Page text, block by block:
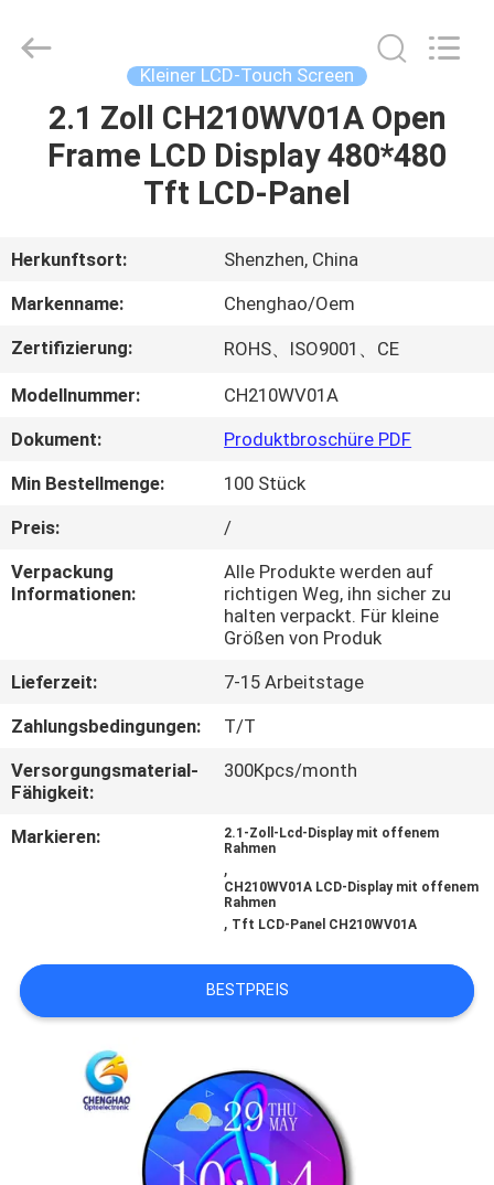
HAUSE
ÜBER
UNS
WERKSBESICHTIGUNG
QUALITÄTSKONTROLLE
KONTAKT
MIT
BITTE UM
EIN
ANGEBOT
SITEMAP
Optoelectronic
Kleiner LCD-Touch Screen
2.1 Zoll CH210WV01A Open
Frame LCD Display 480*480
Tft LCD-Panel
Herkunftsort:
Shenzhen, China
Markenname:
Chenghao/Oem
Zertifizierung:
ROHS、ISO9001、CE
Modellnummer:
CH210WV01A
Dokument:
Produktbroschüre PDF
Min Bestellmenge:
100 Stück
Preis:
/
Verpackung
Informationen:
Alle Produkte werden auf
richtigen Weg, ihn sicher zu
halten verpackt. Für kleine
Größen von Produk
Lieferzeit:
7-15 Arbeitstage
Zahlungsbedingungen:
T/T
Versorgungsmaterial-
Fähigkeit:
300Kpcs/month
Markieren:
2.1-Zoll-Lcd-Display mit offenem
Rahmen
,
CH210WV01A LCD-Display mit offenem
Rahmen
, Tft LCD-Panel CH210WV01A
BESTPREIS